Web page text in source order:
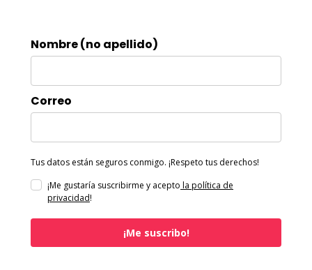
Nombre (no apellido)
Correo
Tus datos están seguros conmigo. ¡Respeto tus derechos!
¡Me gustaría suscribirme y acepto la política de
privacidad!
¡Me suscribo!